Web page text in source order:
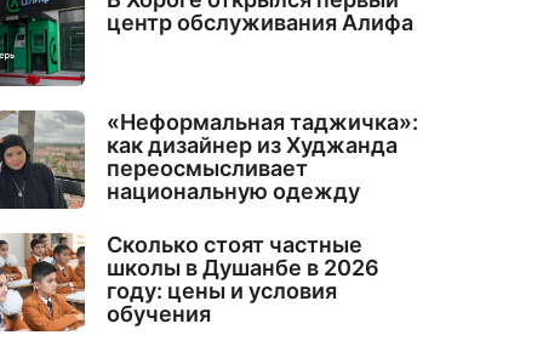
центр обслуживания Алифа
«Неформальная таджичка»:
как дизайнер из Худжанда
переосмысливает
национальную одежду
Сколько стоят частные
школы в Душанбе в 2026
году: цены и условия
обучения